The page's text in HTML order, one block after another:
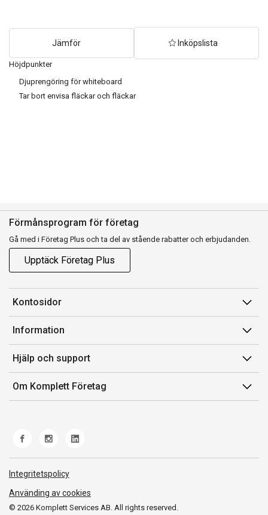
Höjdpunkter
Djuprengöring för whiteboard
Tar bort envisa fläckar och fläckar
Jämför Inköpslista
Förmånsprogram för företag
Gå med i Företag Plus och ta del av stående rabatter och erbjudanden.
Upptäck Företag Plus
Kontosidor
Mina sidor
Orderhistorik
Fakturor & Kvitton
Inköpslistor
Information
Försäljningsvillkor
Villkor för Komplett Företag Plus
Felsökning & guider
Hjälp och support
Kontakta oss
Kundservice
Frakt och leverans
Om Komplett Företag
© 2026 Komplett Services AB. All rights reserved.
Integritetspolicy
Använding av cookies